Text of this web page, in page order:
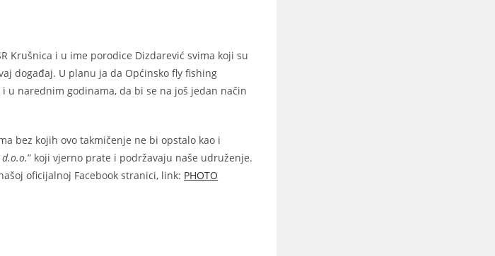
Krušnica i u ime porodice Dizdarević svima koji su
događaj. U planu ja da Općinsko fly fishing
u narednim godinama, da bi se na još jedan način
bez kojih ovo takmičenje ne bi opstalo kao i
d.o.o.” koji vjerno prate i podržavaju naše udruženje.
oficijalnoj Facebook stranici, link: PHOTO